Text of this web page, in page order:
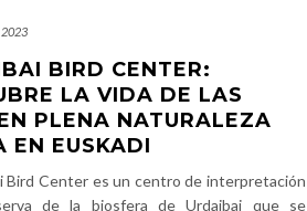
2023
BIRD CENTER:
LA VIDA DE LAS
PLENA NATURALEZA
EN EUSKADI
Bird Center es un centro de interpretación
de la biosfera de Urdaibai que se